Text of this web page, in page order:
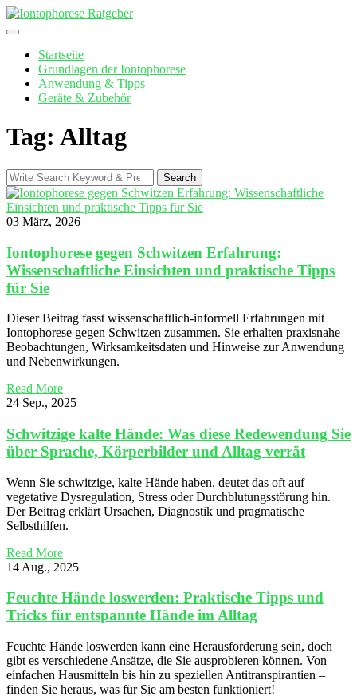
Skip
to
Startseite
Grundlagen der Iontophorese
Anwendung & Tipps
Geräte & Zubehör
Tag: Alltag
Search
for:
Search
03 März, 2026
Iontophorese gegen Schwitzen Erfahrung:
Wissenschaftliche Einsichten und praktische Tipps
für Sie
Dieser Beitrag fasst wissenschaftlich-informell Erfahrungen mit
Iontophorese gegen Schwitzen zusammen. Sie erhalten praxisnahe
Beobachtungen, Wirksamkeitsdaten und Hinweise zur Anwendung
und Nebenwirkungen.
Read More
24 Sep., 2025
Schwitzige kalte Hände: Was diese Redewendung Sie
über Sprache, Körperbilder und Alltag verrät
Wenn Sie schwitzige, kalte Hände haben, deutet das oft auf
vegetative Dysregulation, Stress oder Durchblutungsstörung hin.
Der Beitrag erklärt Ursachen, Diagnostik und pragmatische
Selbsthilfen.
Read More
14 Aug., 2025
Feuchte Hände loswerden: Praktische Tipps und
Tricks für entspannte Hände im Alltag
Feuchte Hände loswerden kann eine Herausforderung sein, doch
gibt es verschiedene Ansätze, die Sie ausprobieren können. Von
einfachen Hausmitteln bis hin zu speziellen Antitranspirantien –
finden Sie heraus, was für Sie am besten funktioniert!